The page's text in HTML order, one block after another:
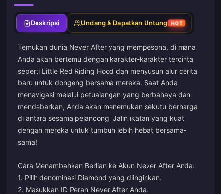
Deskripsi Undang & Dapatkan Untung HOT
Temukan dunia Never After yang mempesona, di mana
Anda akan bertemu dengan karakter-karakter tercinta
seperti Little Red Riding Hood dan menyusun alur cerita
baru untuk dongeng bersama mereka. Saat Anda
menavigasi melalui petualangan yang berbahaya dan
mendebarkan, Anda akan menemukan sekutu berharga
di antara sesama pelancong. Jalin ikatan yang kuat
dengan mereka untuk tumbuh lebih hebat bersama-
sama!
Cara Menambahkan Berlian ke Akun Never After Anda:
1. Pilih denominasi Diamond yang diinginkan.
2. Masukkan ID Peran Never After Anda.